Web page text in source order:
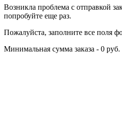
Возникла проблема с отправкой
попробуйте еще раз.
Пожалуйста, заполните все поля
Минимальная сумма заказа - 0 руб.